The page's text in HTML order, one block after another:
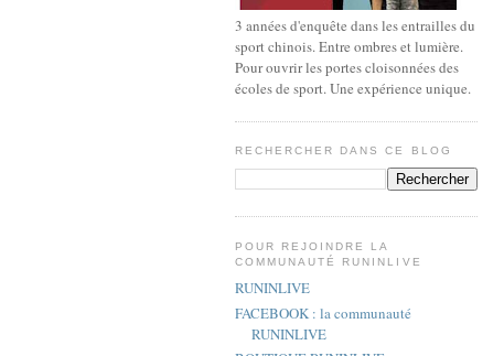
3 années d'enquête dans les entrailles du
sport chinois. Entre ombres et lumière.
Pour ouvrir les portes cloisonnées des
écoles de sport. Une expérience unique.
RECHERCHER DANS CE BLOG
POUR REJOINDRE LA
COMMUNAUTÉ RUNINLIVE
RUNINLIVE
FACEBOOK : la communauté
RUNINLIVE